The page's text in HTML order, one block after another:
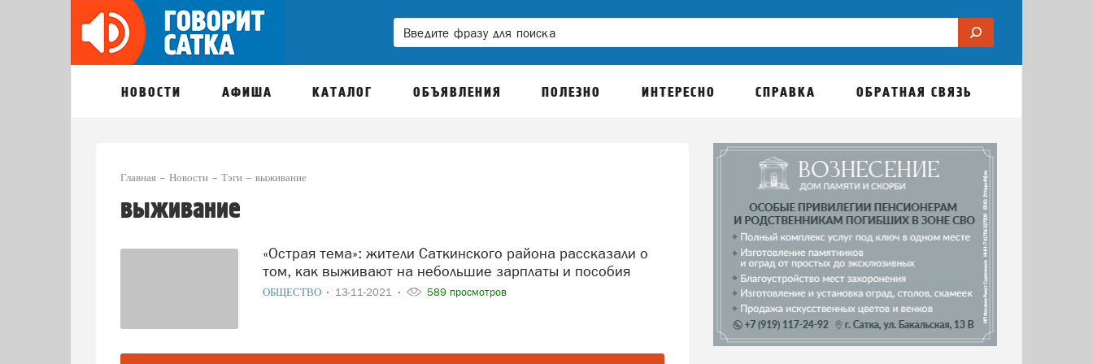
НОВОСТИ АФИША КАТАЛОГ ОБЪЯВЛЕНИЯ ПОЛЕЗНО ИНТЕРЕСНО СПРАВКА ОБРАТНАЯ СВЯЗЬ
Главная Новости Тэги выживание
выживание
«Острая тема»: жители Саткинского района рассказали о
том, как выживают на небольшие зарплаты и пособия
ОБЩЕСТВО 13-11-2021 589 просмотров